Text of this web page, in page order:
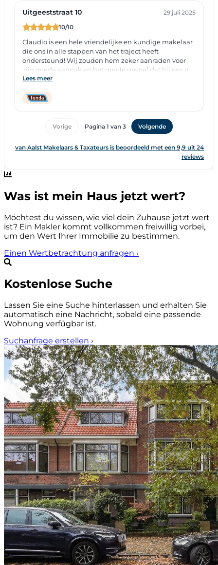
Was ist mein Haus jetzt wert?
Möchtest du wissen, wie viel dein Zuhause jetzt wert
ist? Ein Makler kommt vollkommen freiwillig vorbei,
um den Wert Ihrer Immobilie zu bestimmen.
Einen Wertbetrachtung anfragen ›
Kostenlose Suche
Lassen Sie eine Suche hinterlassen und erhalten Sie
automatisch eine Nachricht, sobald eine passende
Wohnung verfügbar ist.
Suchanfrage erstellen ›